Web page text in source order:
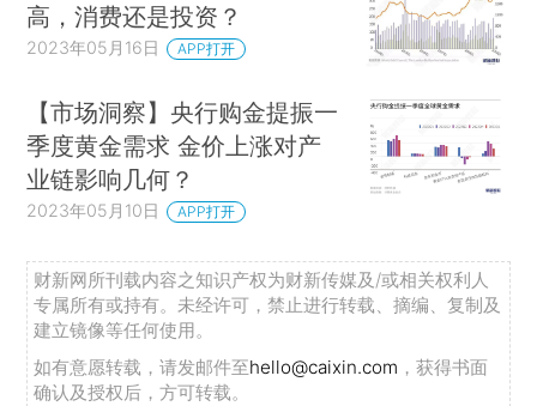
高，消费还是投资？
2023年05月16日 APP打开
【市场洞察】央行购金提振一
季度黄金需求 金价上涨对产
业链影响几何？
2023年05月10日 APP打开
财新网所刊载内容之知识产权为财新传媒及/或相关权利人
专属所有或持有。未经许可，禁止进行转载、摘编、复制及
建立镜像等任何使用。
如有意愿转载，请发邮件至hello@caixin.com ，获得书面
确认及授权后，方可转载。